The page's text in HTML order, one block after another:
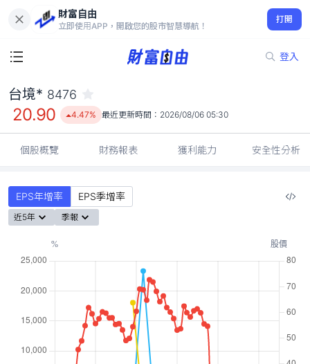
財富自由
立即使用APP，開啟您的股市智慧導航！
打開
登入
20.90
4.47%
台境* 8476
20.90 4.47% 最近更新時間： 2026/08/06 05:30
個股概覽 財務報表 獲利能力 安全性分析
EPS年增率 EPS季增率
近5年 季報